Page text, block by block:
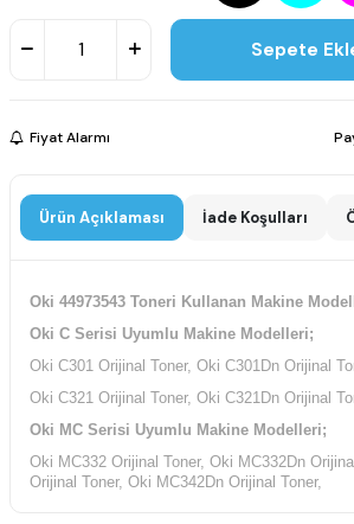
Sepete
Fiyat Alarmı
Ürün Açıklaması İade Koşulları
Oki 44973543 Toneri Kullanan Makine
Oki C Serisi Uyumlu Makine Modelleri;
Oki C301 Orijinal Toner, Oki C301Dn Orijinal
Oki C321 Orijinal Toner, Oki C321Dn Orijinal
Oki MC Serisi Uyumlu Makine Modelleri;
Oki MC332 Orijinal Toner, Oki MC332Dn
Orijinal Toner, Oki MC342Dn Orijinal Toner,